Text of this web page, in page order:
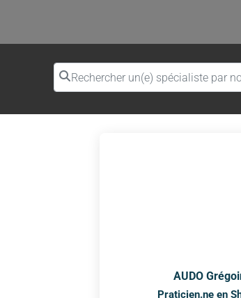
Rechercher un(e) spécialiste par nom
AUDO
Praticien.ne en